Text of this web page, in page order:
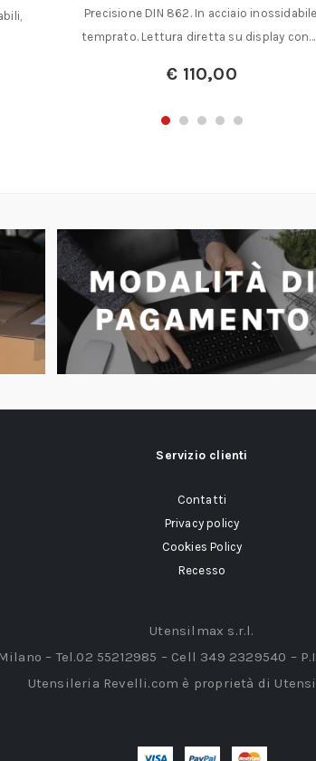
Precisione DIN 862. In acciaio inossidabile,
temprato. Lettura diretta su display
€ 110,00
Servizio clienti
Contatti
Privacy policy
Cookies Policy
Recesso
Utensilmax s.r.l.
– Tel.02 55212985 – Cell 349 2329540 –
Utensileria Revelli.com è proprietà di